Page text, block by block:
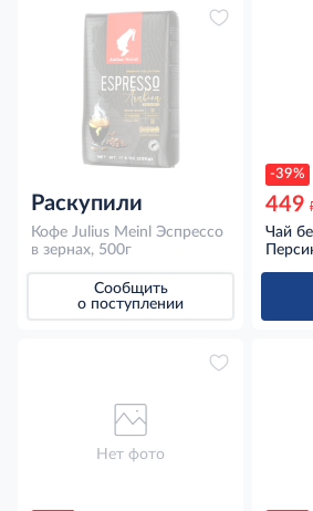
Раскупили
Кофе Julius Meinl Эспрессо
в зернах, 500г
Сообщить
о поступлении
-39%
449
Чай
Нет фото